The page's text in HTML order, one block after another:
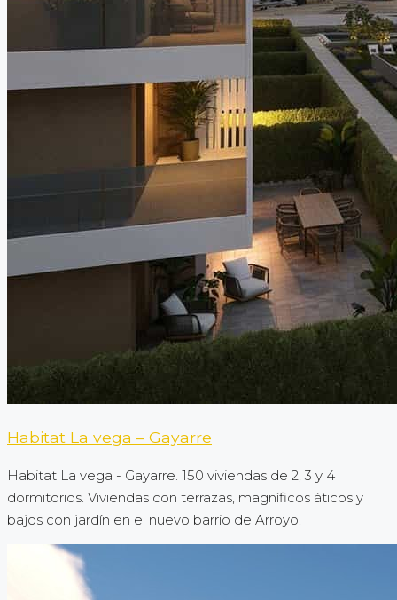
Habitat La vega – Gayarre
Habitat La vega - Gayarre. 150 viviendas de 2, 3 y 4
dormitorios. Viviendas con terrazas, magníficos áticos y
bajos con jardín en el nuevo barrio de Arroyo.